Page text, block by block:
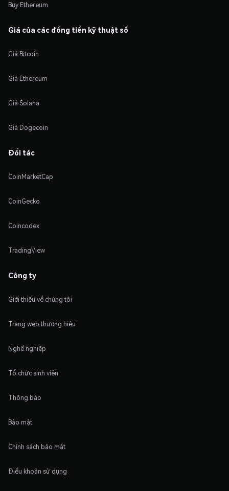
Buy Ethereum
Giá của các đồng tiền kỹ thuật số
Giá Bitcoin
Giá Ethereum
Giá Solana
Giá Dogecoin
Đối tác
CoinMarketCap
CoinGecko
Coincodex
TradingView
Công ty
Giới thiệu về chúng tôi
Trang web thương hiệu
Nghề nghiệp
Tổ chức sinh viên
Thông báo
Bảo mật
Chính sách bảo mật
Điều khoản sử dụng